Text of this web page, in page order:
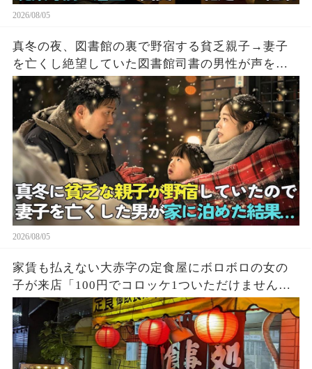
2026/08/05
真冬の夜、図書館の裏で野宿する貧乏親子→妻子
を亡くし絶望していた図書館司書の男性が声をか
けた結果…
2026/08/05
家賃も払えない大赤字の定食屋にボロボロの女の
子が来店「100円でコロッケ1ついただけません
か？」ハンバーグ定食をご馳走し満腹になった少
女→後日、黒い高級車が次々に現れて…